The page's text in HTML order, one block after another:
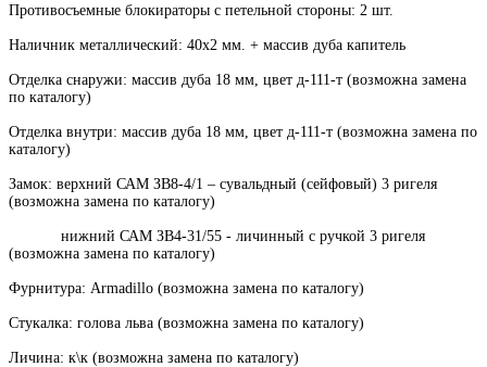
Противосъемные блокираторы с петельной стороны: 2 шт.
Наличник металлический: 40х2 мм. + массив дуба капитель
Отделка снаружи: массив дуба 18 мм, цвет д-111-т (возможна замена
по каталогу)
Отделка внутри: массив дуба 18 мм, цвет д-111-т (возможна замена по
каталогу)
Замок: верхний САМ ЗВ8-4/1 – сувальдный (сейфовый) 3 ригеля
(возможна замена по каталогу)
нижний САМ ЗВ4-31/55 - личинный с ручкой 3 ригеля
(возможна замена по каталогу)
Фурнитура: Armadillo (возможна замена по каталогу)
Стукалка: голова льва (возможна замена по каталогу)
Личина: к\к (возможна замена по каталогу)